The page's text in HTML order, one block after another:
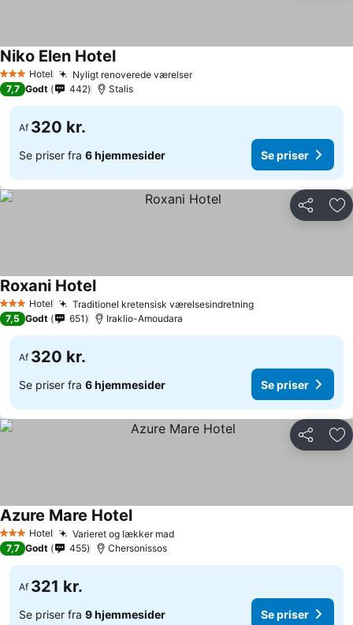
3 StjernerHotel Nyligt renoverede værelser
Niko Elen Hotel
7,7 Godt 442 Stalis
Af 320 kr.
Se priser fra 6 hjemmesider Se priser
Del
3 StjernerHotel Traditionel kretensisk værelsesindretning
Roxani Hotel
7,5 Godt 651 Iraklio-Amoudara
Af 320 kr.
Se priser fra 6 hjemmesider Se priser
Del
3 StjernerHotel Varieret og lækker mad
Azure Mare Hotel
7,7 Godt 455 Chersonissos
Af 321 kr.
Se priser fra 9 hjemmesider Se priser